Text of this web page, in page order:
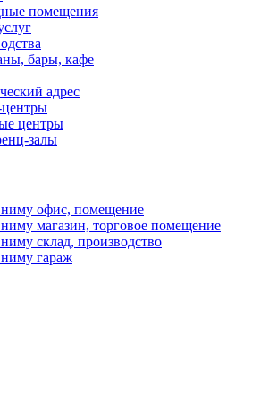
помещения
бары, кафе
адрес
центры
центры
залы
офис, помещение
магазин, торговое помещение
склад, производство
гараж